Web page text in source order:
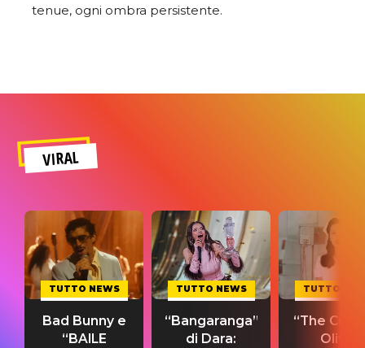
tenue, ogni ombra persistente.
VIRAL
TUTTO NEWS
Bad Bunny e
“BAILE
TUTTO NEWS
“Bangaranga”
di Dara:
TUTTO
“The
Olivia